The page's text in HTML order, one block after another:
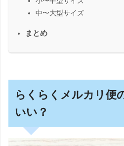
中〜大型サイズ
まとめ
らくらくメルカリ便
いい？